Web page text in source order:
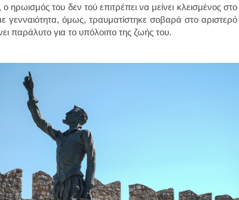
ο ηρωισμός του δεν τού επιτρέπει να μείνει κλεισμένος
γενναιότητα, όμως, τραυματίστηκε σοβαρά στο αριστερό
παράλυτο για το υπόλοιπο της ζωής του.